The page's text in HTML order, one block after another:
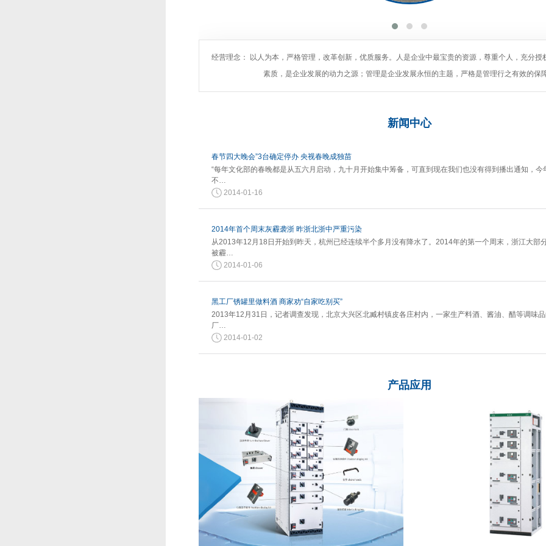
经营理念： 以人为本，严格管理，改革创新，优质服务。人是企业中最宝贵的资源，尊重个人，充分授
素质，是企业发展的动力之源；管理是企业发展永恒的主题，严格是管理行之有效的保
新闻 中心
春节四大晚会”3台确定停办 央视春晚成独苗
“每年文化部的春晚都是从五六月启动，九十月开始集中筹备，可直到现在我们也没有得到播出通知，今
不…
2014-01-16
2014年首个周末灰霾袭浙 昨浙北浙中严重污染
从2013年12月18日开始到昨天，杭州已经连续半个多月没有降水了。2014年的第一个周末，浙江大部
被霾…
2014-01-06
黑工厂锈罐里做料酒 商家劝“自家吃别买”
2013年12月31日，记者调查发现，北京大兴区北臧村镇皮各庄村内，一家生产料酒、酱油、醋等调味品
厂…
2014-01-02
产品应用